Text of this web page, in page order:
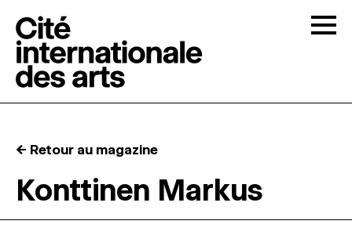
RÉSIDENCES ↓
← Retour au magazine
Konttinen Markus